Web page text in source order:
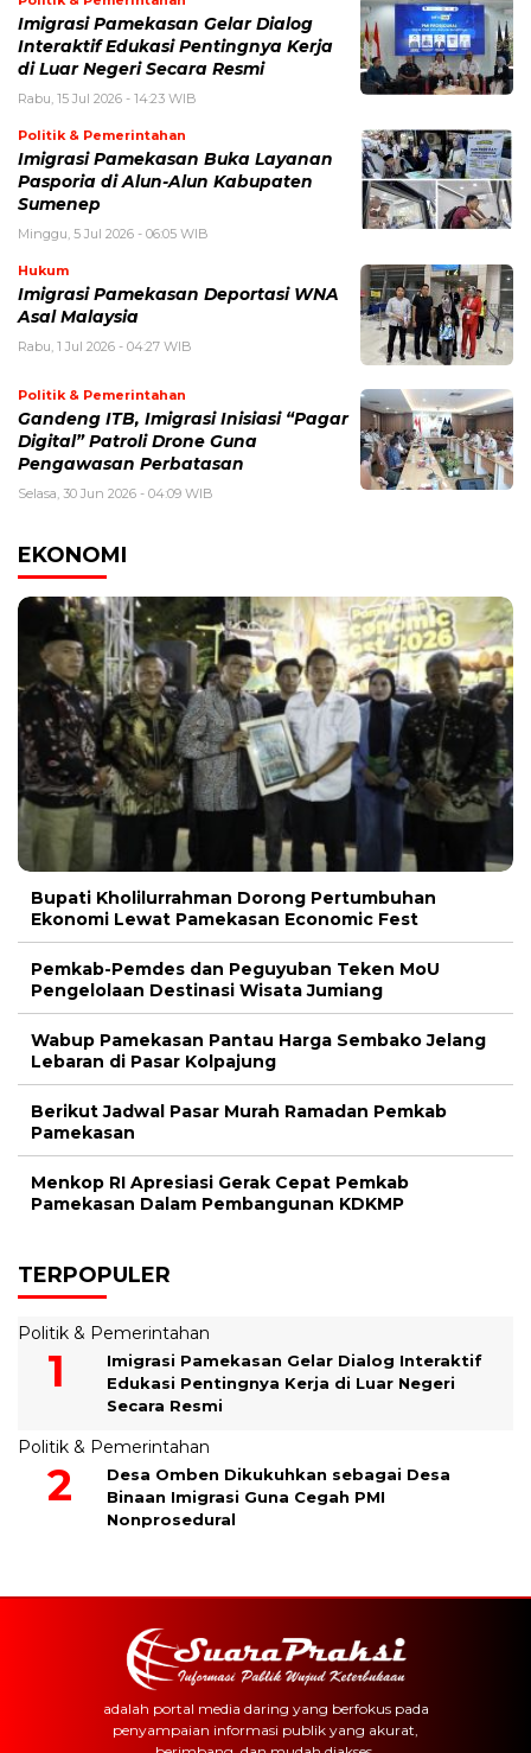
Imigrasi Pamekasan Gelar Dialog
Interaktif Edukasi Pentingnya Kerja
di Luar Negeri Secara Resmi
Rabu, 15 Jul 2026 - 14:23 WIB
Politik & Pemerintahan
Imigrasi Pamekasan Buka Layanan
Pasporia di Alun-Alun Kabupaten
Sumenep
Minggu, 5 Jul 2026 - 06:05 WIB
Hukum
Imigrasi Pamekasan Deportasi WNA
Asal Malaysia
Rabu, 1 Jul 2026 - 04:27 WIB
Politik & Pemerintahan
Gandeng ITB, Imigrasi Inisiasi “Pagar
Digital” Patroli Drone Guna
Pengawasan Perbatasan
Selasa, 30 Jun 2026 - 04:09 WIB
EKONOMI
Bupati Kholilurrahman Dorong Pertumbuhan
Ekonomi Lewat Pamekasan Economic Fest
Pemkab-Pemdes dan Peguyuban Teken MoU
Pengelolaan Destinasi Wisata Jumiang
Wabup Pamekasan Pantau Harga Sembako Jelang
Lebaran di Pasar Kolpajung
Berikut Jadwal Pasar Murah Ramadan Pemkab
Pamekasan
Menkop RI Apresiasi Gerak Cepat Pemkab
Pamekasan Dalam Pembangunan KDKMP
TERPOPULER
Politik & Pemerintahan
Imigrasi Pamekasan Gelar Dialog Interaktif
Edukasi Pentingnya Kerja di Luar Negeri
Secara Resmi
Politik & Pemerintahan
Desa Omben Dikukuhkan sebagai Desa
Binaan Imigrasi Guna Cegah PMI
Nonprosedural
adalah portal media daring yang berfokus pada
penyampaian informasi publik yang akurat,